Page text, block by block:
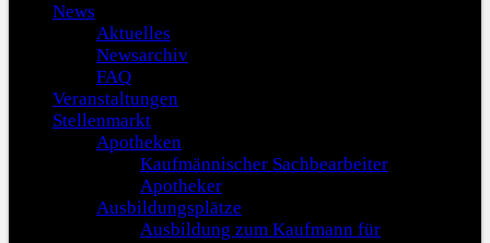
News
Aktuelles
Newsarchiv
FAQ
Veranstaltungen
Stellenmarkt
Apotheken
Kaufmännischer Sachbearbeiter
Apotheker
Ausbildungsplätze
Ausbildung zum Kaufmann für